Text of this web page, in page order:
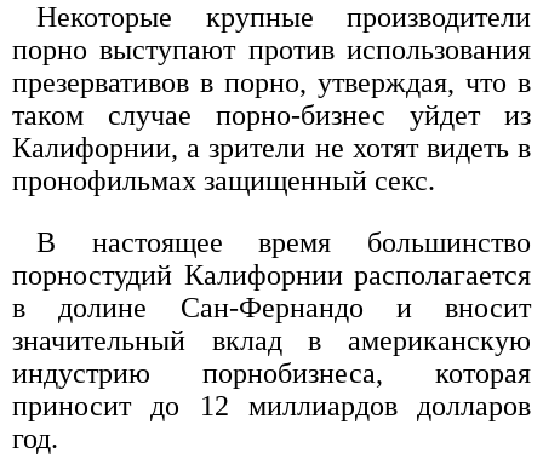
Некоторые крупные производители
порно выступают против использования
презервативов в порно, утверждая, что в
таком случае порно-бизнес уйдет из
Калифорнии, а зрители не хотят видеть в
пронофильмах защищенный секс.
В настоящее время большинство
порностудий Калифорнии располагается
в долине Сан-Фернандо и вносит
значительный вклад в американскую
индустрию порнобизнеса, которая
приносит до 12 миллиардов долларов
год.